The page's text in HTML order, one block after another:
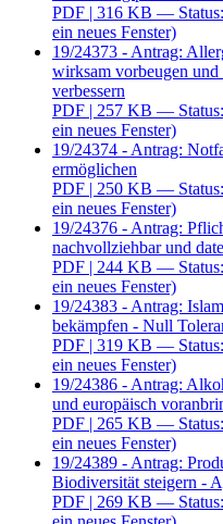
PDF | 316 KB —
ein neues Fenster)
19/24373 - Antrag:
wirksam vorbeugen
verbessern
PDF | 257 KB —
ein neues Fenster)
19/24374 - Antrag:
ermöglichen
PDF | 250 KB —
ein neues Fenster)
19/24376 - Antrag:
nachvollziehbar und
PDF | 244 KB —
ein neues Fenster)
19/24383 - Antrag:
bekämpfen - Null
PDF | 319 KB —
ein neues Fenster)
19/24386 - Antrag:
und europäisch
PDF | 265 KB —
ein neues Fenster)
19/24389 - Antrag:
Biodiversität steigern -
PDF | 269 KB —